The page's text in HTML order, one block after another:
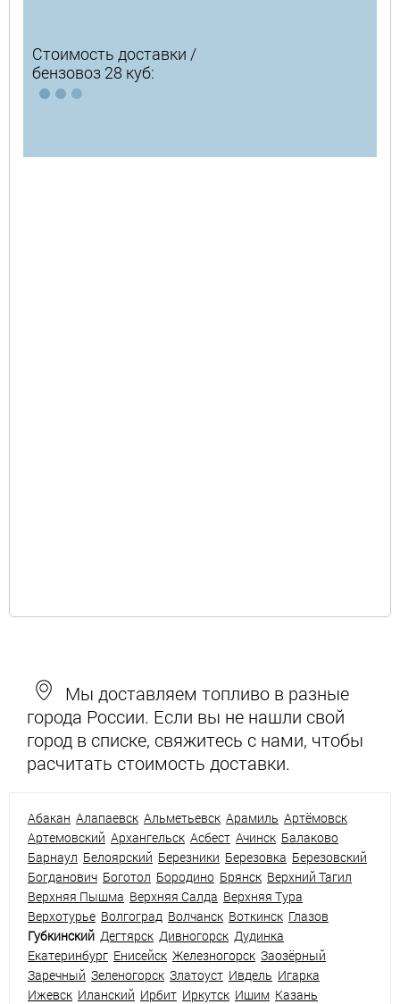
Стоимость доставки /
бензовоз 28 куб:
Мы доставляем топливо в разные
города России. Если вы не нашли свой
город в списке, свяжитесь с нами, чтобы
расчитать стоимость доставки.
Абакан Алапаевск Альметьевск Арамиль Артёмовск
Артемовский Архангельск Асбест Ачинск Балаково
Барнаул Белоярский Березники Березовка Березовский
Богданович Боготол Бородино Брянск Верхний Тагил
Верхняя Пышма Верхняя Салда Верхняя Тура
Верхотурье Волгоград Волчанск Воткинск Глазов
Губкинский Дегтярск Дивногорск Дудинка
Екатеринбург Енисейск Железногорск Заозёрный
Заречный Зеленогорск Златоуст Ивдель Игарка
Ижевск Иланский Ирбит Иркутск Ишим Казань